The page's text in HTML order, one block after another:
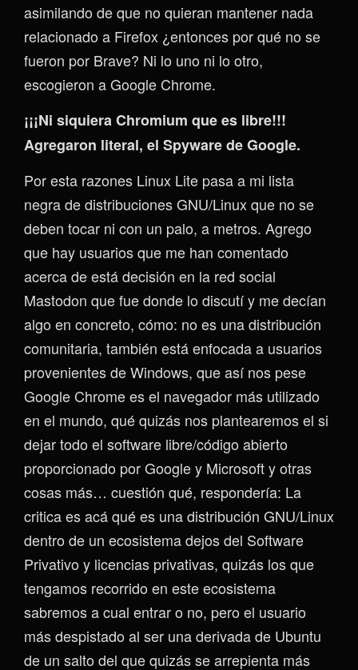
asimilando de que no quieran mantener nada
relacionado a Firefox ¿entonces por qué no se
fueron por Brave? Ni lo uno ni lo otro,
escogieron a Google Chrome.
¡¡¡Ni siquiera Chromium que es libre!!!
Agregaron literal, el Spyware de Google.
Por esta razones Linux Lite pasa a mi lista
negra de distribuciones GNU/Linux que no se
deben tocar ni con un palo, a metros. Agrego
que hay usuarios que me han comentado
acerca de está decisión en la red social
Mastodon que fue donde lo discutí y me decían
algo en concreto, cómo: no es una distribución
comunitaria, también está enfocada a usuarios
provenientes de Windows, que así nos pese
Google Chrome es el navegador más utilizado
en el mundo, qué quizás nos plantearemos el si
dejar todo el software libre/código abierto
proporcionado por Google y Microsoft y otras
cosas más… cuestión qué, respondería: La
critica es acá qué es una distribución GNU/Linux
dentro de un ecosistema dejos del Software
Privativo y licencias privativas, quizás los que
tengamos recorrido en este ecosistema
sabremos a cual entrar o no, pero el usuario
más despistado al ser una derivada de Ubuntu
de un salto del que quizás se arrepienta más